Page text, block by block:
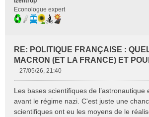
Econologue expert
RE: POLITIQUE FRANÇAISE :
MACRON (ET LA FRANCE) ET
s
s
a
27/05/26, 21:40
Les bases scientifiques de l’astronautique
avant le régime nazi. C'est juste une
scientifiques ont eu les moyens de le